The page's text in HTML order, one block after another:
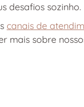
desafios sozinho.
canais de
mais sobre